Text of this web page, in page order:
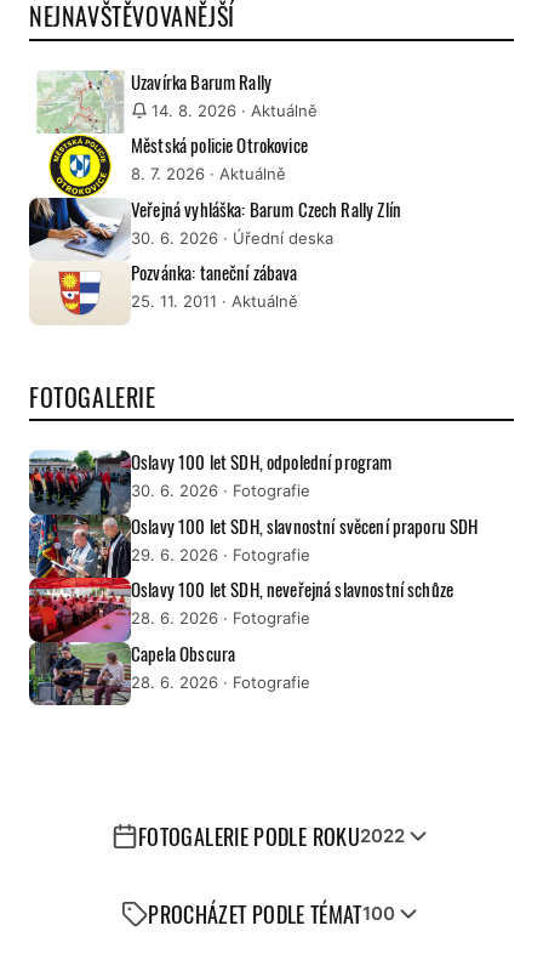
NEJNAVŠTĚVOVANĚJŠÍ
Uzavírka Barum Rally
14. 8. 2026 · Aktuálně
Městská policie Otrokovice
8. 7. 2026 · Aktuálně
Veřejná vyhláška: Barum Czech Rally Zlín
30. 6. 2026 · Úřední deska
Pozvánka: taneční zábava
25. 11. 2011 · Aktuálně
FOTOGALERIE
Oslavy 100 let SDH, odpolední program
30. 6. 2026 · Fotografie
Oslavy 100 let SDH, slavnostní svěcení praporu SDH
29. 6. 2026 · Fotografie
Oslavy 100 let SDH, neveřejná slavnostní schůze
28. 6. 2026 · Fotografie
Capela Obscura
28. 6. 2026 · Fotografie
FOTOGALERIE PODLE ROKU2022
PROCHÁZET PODLE TÉMAT100